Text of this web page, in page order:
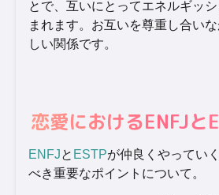
とで、互いにとってエネルギッ
まれます。お互いを尊重し合い
しい関係です。
恋愛におけるENFJと
ENFJと ESTPが仲良くやってい
べき重要なポイントについて。